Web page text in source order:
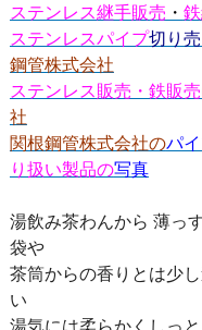
ステンレス継手販売 ・
ステンレスパイプ切り売
鋼管株式会社
ステンレス販売・鉄販売
社
関根鋼管株式会社のパ
り扱い製品の写真
湯飲み茶わんから 薄っ
袋や
茶筒からの香りとは少
い
湯気には柔らかくしっ